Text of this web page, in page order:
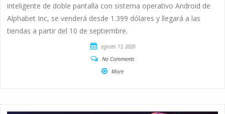
inteligente de doble pantalla con sistema operativo Android de
Alphabet Inc, se venderá desde 1.399 dólares y llegará a las
tiendas a partir del 10 de septiembre.
agosto 13, 2020
No Comments
More